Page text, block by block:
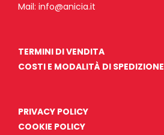
Mail: info@anicia.it
TERMINI DI VENDITA
COSTI E MODALITÀ DI SPEDIZIONE
PRIVACY POLICY
COOKIE POLICY